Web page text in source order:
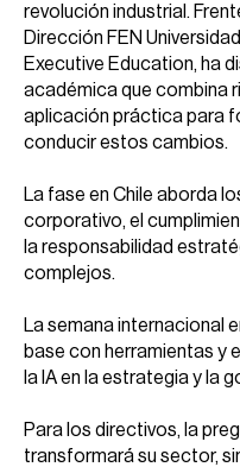
revolución industrial.
Dirección FEN
Executive Education, ha
académica que combina
aplicación práctica para
conducir estos cambios.
La fase en Chile aborda
corporativo, el
la responsabilidad
complejos.
La semana internacional
base con herramientas y
la IA en la estrategia y la
Para los directivos, la
transformará su sector,